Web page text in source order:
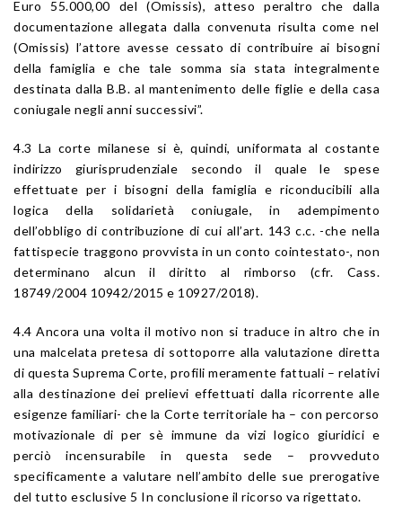
Euro 55.000,00 del (Omissis), atteso peraltro che dalla
documentazione allegata dalla convenuta risulta come nel
(Omissis) l’attore avesse cessato di contribuire ai bisogni
della famiglia e che tale somma sia stata integralmente
destinata dalla B.B. al mantenimento delle figlie e della casa
coniugale negli anni successivi”.
4.3 La corte milanese si è, quindi, uniformata al costante
indirizzo giurisprudenziale secondo il quale le spese
effettuate per i bisogni della famiglia e riconducibili alla
logica della solidarietà coniugale, in adempimento
dell’obbligo di contribuzione di cui all’art. 143 c.c. -che nella
fattispecie traggono provvista in un conto cointestato-, non
determinano alcun il diritto al rimborso (cfr. Cass.
18749/2004 10942/2015 e 10927/2018).
4.4 Ancora una volta il motivo non si traduce in altro che in
una malcelata pretesa di sottoporre alla valutazione diretta
di questa Suprema Corte, profili meramente fattuali – relativi
alla destinazione dei prelievi effettuati dalla ricorrente alle
esigenze familiari- che la Corte territoriale ha – con percorso
motivazionale di per sè immune da vizi logico giuridici e
perciò incensurabile in questa sede – provveduto
specificamente a valutare nell’ambito delle sue prerogative
del tutto esclusive 5 In conclusione il ricorso va rigettato.